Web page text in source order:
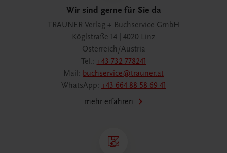
Wir sind gerne für Sie da
TRAUNER Verlag + Buchservice GmbH
Köglstraße 14 | 4020 Linz
Österreich/Austria
Tel.: +43 732 778241
Mail: buchservice@trauner.at
WhatsApp: +43 664 88 58 69 41
mehr erfahren